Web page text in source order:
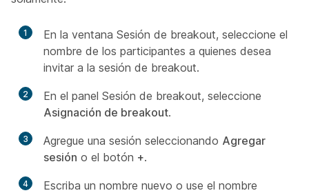
1
En la ventana Sesión de breakout, seleccione el
nombre de los participantes a quienes desea
invitar a la sesión de breakout.
2
En el panel Sesión de breakout, seleccione
Asignación de breakout.
3 Agregue una sesión seleccionando Agregar
sesión o el botón +.
4
Escriba un nombre nuevo o use el nombre